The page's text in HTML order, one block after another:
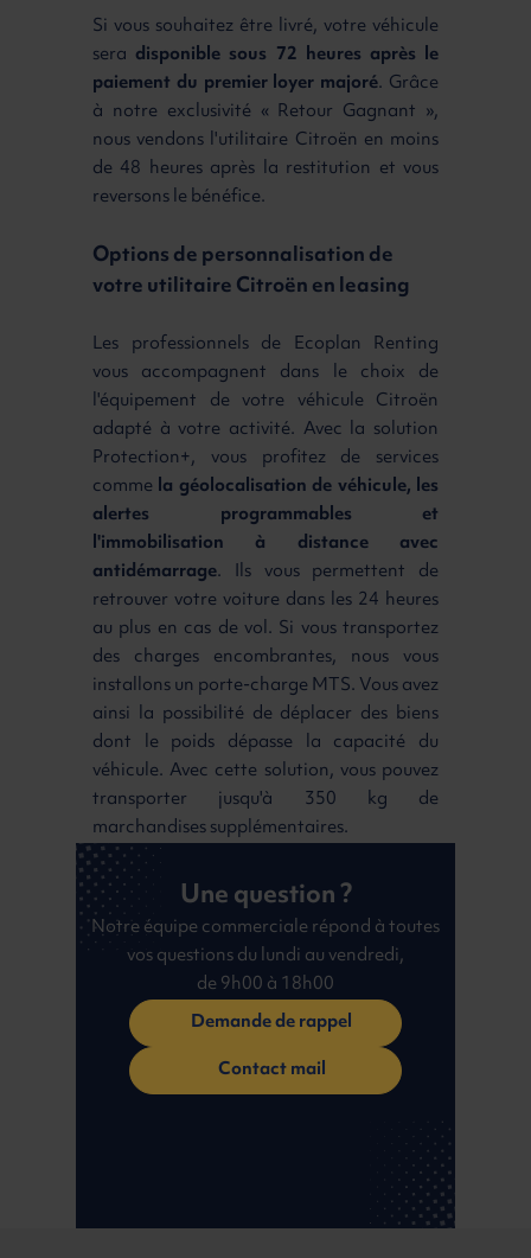
Si vous souhaitez être livré, votre véhicule
sera disponible sous 72 heures après le
paiement du premier loyer majoré. Grâce
à notre exclusivité « Retour Gagnant »,
nous vendons l'utilitaire Citroën en moins
de 48 heures après la restitution et vous
reversons le bénéfice.
Options de personnalisation de
votre utilitaire Citroën en leasing
Les professionnels de Ecoplan Renting
vous accompagnent dans le choix de
l'équipement de votre véhicule Citroën
adapté à votre activité. Avec la solution
Protection+, vous profitez de services
commela géolocalisation de véhicule, les
alertes programmables et
l'immobilisation à distance avec
antidémarrage. Ils vous permettent de
retrouver votre voiture dans les 24 heures
au plus en cas de vol. Si vous transportez
des charges encombrantes, nous vous
installons un porte-charge MTS. Vous avez
ainsi la possibilité de déplacer des biens
dont le poids dépasse la capacité du
véhicule. Avec cette solution, vous pouvez
transporter jusqu'à 350 kg de
marchandises supplémentaires.
Une question ?
Notre équipe commerciale répond à toutes
vos questions du lundi au vendredi,
de 9h00 à 18h00
Demande de rappel
Contact mail